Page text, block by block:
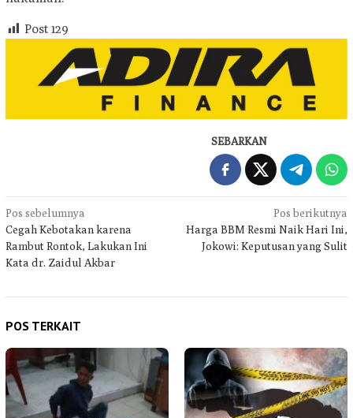
Post 129
SEBARKAN
Navigasi
pos
Pos sebelumnya
Cegah Kebotakan karena
Rambut Rontok, Lakukan Ini
Kata dr. Zaidul Akbar
Pos berikutnya
Harga BBM Resmi Naik Hari Ini,
Jokowi: Keputusan yang Sulit
POS TERKAIT